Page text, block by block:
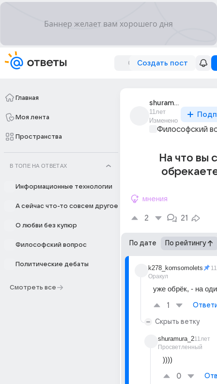
Создать пост
Главная
Моя лента
Пространства
В ТОПЕ НА ОТВЕТАХ
Информационные технологии
А сейчас что-то совсем другое
О любви без купюр
Философский вопрос
Политические дебаты
Смотреть все
shuramura_2
11лет
Изменено
Философский
На что вы
мнения
2 21
По дате По рейтингу
k278_komsomolets
Оракул
уже обрёк, - на
1
Скрыть ветку
shuramura_2
Просветленный
11лет
))))
0